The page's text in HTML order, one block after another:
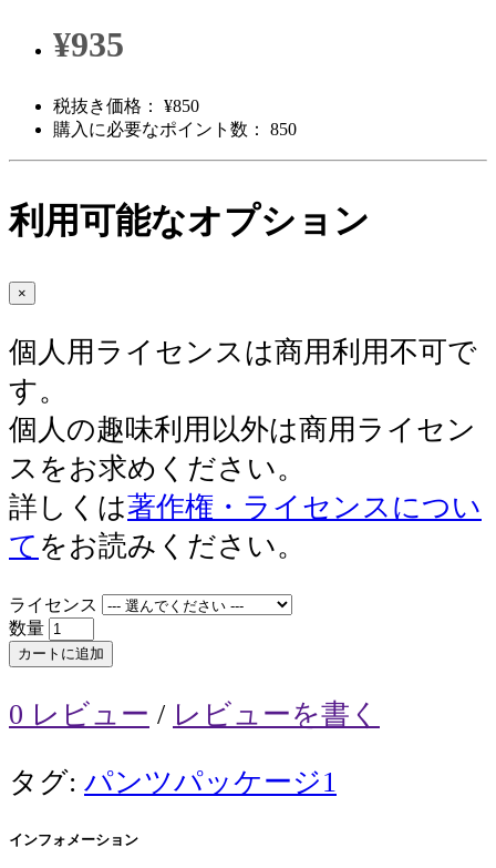
¥935
税抜き価格： ¥850
購入に必要なポイント数： 850
利用可能なオプション
×
個人用ライセンスは商用利用不可で
す。
個人の趣味利用以外は商用ライセン
スをお求めください。
詳しくは著作権・ライセンスについ
て をお読みください。
ライセンス
数量
カートに追加
0 レビュー / レビューを書く
タグ: パンツパッケージ1
インフォメーション